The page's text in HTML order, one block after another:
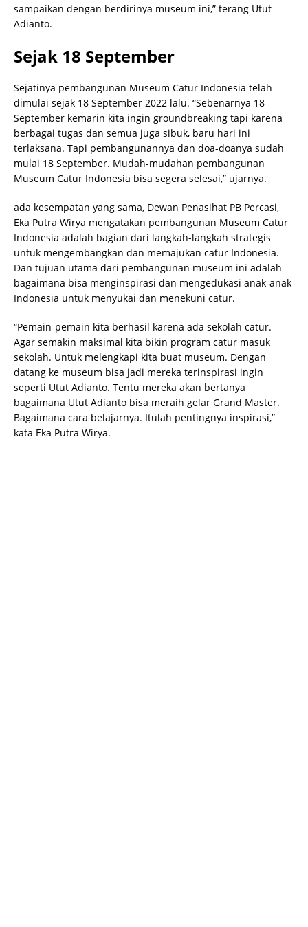
sampaikan dengan berdirinya museum ini,” terang Utut
Adianto.
Sejak 18 September
Sejatinya pembangunan Museum Catur Indonesia telah
dimulai sejak 18 September 2022 lalu. “Sebenarnya 18
September kemarin kita ingin groundbreaking tapi karena
berbagai tugas dan semua juga sibuk, baru hari ini
terlaksana. Tapi pembangunannya dan doa-doanya sudah
mulai 18 September. Mudah-mudahan pembangunan
Museum Catur Indonesia bisa segera selesai,” ujarnya.
ada kesempatan yang sama, Dewan Penasihat PB Percasi,
Eka Putra Wirya mengatakan pembangunan Museum Catur
Indonesia adalah bagian dari langkah-langkah strategis
untuk mengembangkan dan memajukan catur Indonesia.
Dan tujuan utama dari pembangunan museum ini adalah
bagaimana bisa menginspirasi dan mengedukasi anak-anak
Indonesia untuk menyukai dan menekuni catur.
“Pemain-pemain kita berhasil karena ada sekolah catur.
Agar semakin maksimal kita bikin program catur masuk
sekolah. Untuk melengkapi kita buat museum. Dengan
datang ke museum bisa jadi mereka terinspirasi ingin
seperti Utut Adianto. Tentu mereka akan bertanya
bagaimana Utut Adianto bisa meraih gelar Grand Master.
Bagaimana cara belajarnya. Itulah pentingnya inspirasi,”
kata Eka Putra Wirya.